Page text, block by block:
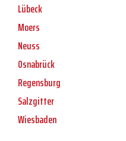
Lübeck
Moers
Neuss
Osnabrück
Regensburg
Salzgitter
Wiesbaden